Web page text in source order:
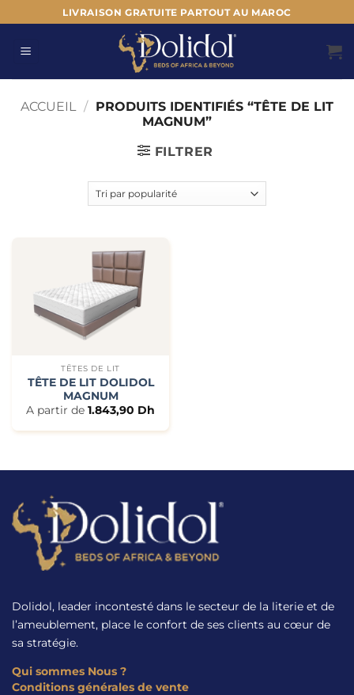
au
contenu
LIVRAISON GRATUITE PARTOUT AU MAROC
ACCUEIL / PRODUITS IDENTIFIÉS “TÊTE DE LIT
MAGNUM”
FILTRER
TÊTES DE LIT
TÊTE DE LIT DOLIDOL
MAGNUM
A partir de 1.843,90 Dh
Dolidol, leader incontesté dans le secteur de la literie et de
l’ameublement, place le confort de ses clients au cœur de
sa stratégie.
Qui sommes Nous ?
Conditions générales de vente